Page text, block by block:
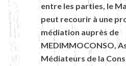
entre les parties, le
peut recourir à une
médiation auprès de
MEDIMMOCONSO,
Médiateurs de la